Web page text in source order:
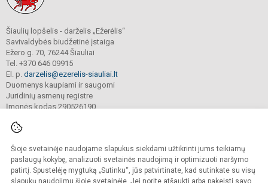
Šioje svetainėje naudojame slapukus siekdami užtikrinti jums teikiamų
paslaugų kokybę, analizuoti svetainės naudojimą ir optimizuoti naršymo
patirtį. Spustelėję mygtuką „Sutinku“, jūs patvirtinate, kad sutinkate su visų
slapukų naudojimu šioje svetainėje. Jei norite atšaukti arba pakeisti savo
Šiaulių lopšelis - darželis „Ežerėlis“
Savivaldybės biudžetinė įstaiga
Ežero g. 70, 76244 Šiauliai
Tel. +370 646 09915
El. p. darzelis@ezerelis-siauliai.lt
Duomenys kaupiami ir saugomi
Juridinių asmenų registre
Įmonės kodas 290526190
© 2023. Šiaulių lopšelis - darželis „Ežerėlis“. Visos teisės saugomos.
Kopijuoti turinį be raštiško įstaigos administracijos sutikimo griežtai draudžiama.
Versija neįgaliesiems Slapukų valdymas